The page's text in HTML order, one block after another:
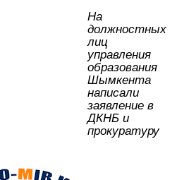
На
должностных
лиц
управления
образования
Шымкента
написали
заявление в
ДКНБ и
прокуратуру